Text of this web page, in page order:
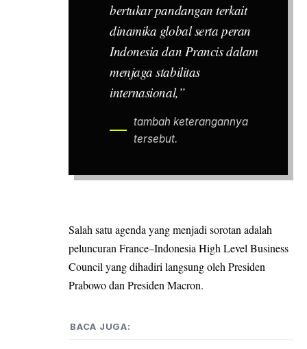
bertukar pandangan terkait
dinamika global serta peran
Indonesia dan Prancis dalam
menjaga stabilitas
internasional,”
tambah keterangannya
tersebut.
Salah satu agenda yang menjadi sorotan adalah
peluncuran France–Indonesia High Level Business
Council yang dihadiri langsung oleh Presiden
Prabowo dan Presiden Macron.
BACA JUGA: